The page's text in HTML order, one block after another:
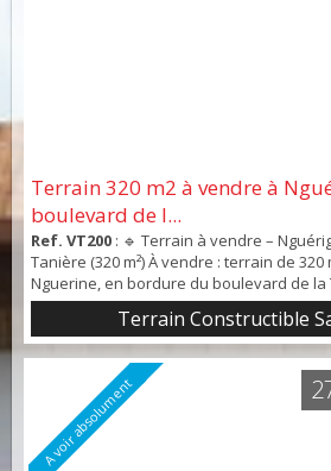
Terrain 320 m2 à vendre à
boulevard de l...
Ref. VT200 : 🔹 Terrain à vendre –
Tanière (320 m²) À vendre : terrain de
Nguerine, en bordure du boulevard de la
emplacement pour un commerce ou un
activité). Quartier dynamique avec fort
développement.💰 Prix : 37.000.000
Opportunité à ne pas manquer
Terrain Constructible
A voir absolument